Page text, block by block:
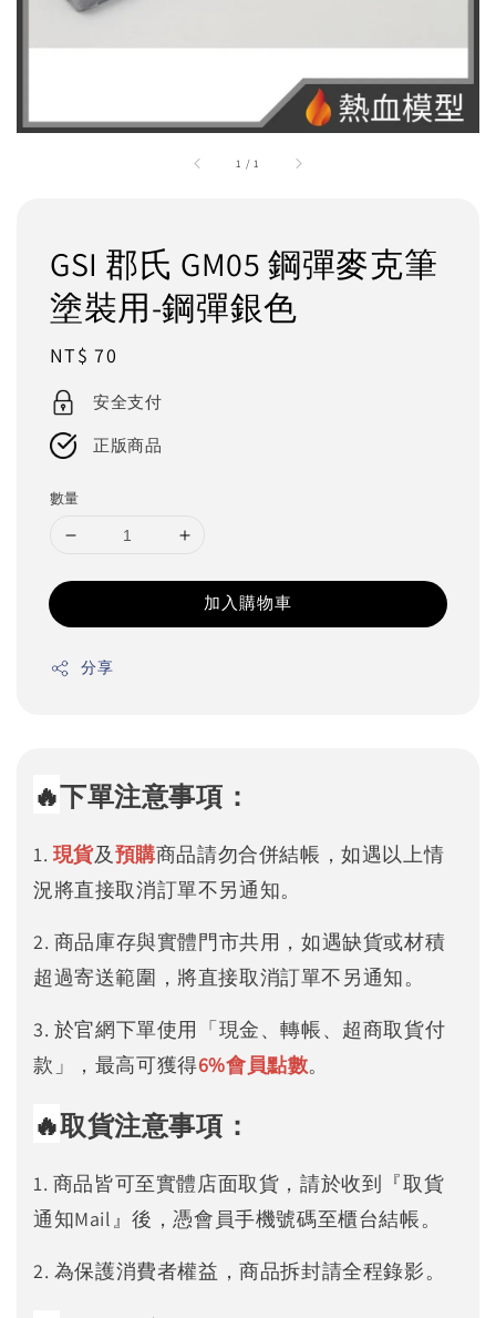
1 / 1
GSI 郡氏 GM05 鋼彈麥克筆
塗裝用-鋼彈銀色
Regular
price
NT$ 70
安全支付
正版商品
數量
加入購物車
分享
🔥下單注意事項：
1. 現貨及預購商品請勿合併結帳，如遇以上情
況將直接取消訂單不另通知。
2. 商品庫存與實體門市共用，如遇缺貨或材積
超過寄送範圍，將直接取消訂單不另通知。
3. 於官網下單使用「現金、轉帳、超商取貨付
款」，最高可獲得6%會員點數。
🔥取貨注意事項：
1. 商品皆可至實體店面取貨，請於收到『取貨
通知Mail』後，憑會員手機號碼至櫃台結帳。
2. 為保護消費者權益，商品拆封請全程錄影。